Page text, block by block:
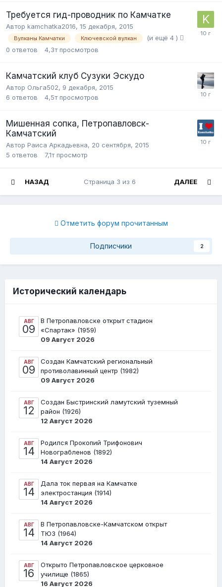
Требуется гид-проводник по Камчатке
Автор kamchatka2016, 15 декабря, 2015
Вулканы Камчатки Ключевской вулкан
(и ещё 4 )
0 ответов 4,3т просмотров
Камчатский клуб Сузуки Эскудо
Автор Ольга502, 9 декабря, 2015
6 ответов 4,5т просмотров
Мишенная сопка, Петропавловск-
Камчатский
Автор Раиса Аркадьевна, 20 сентября, 2015
5 ответов 7,1т просмотр
НАЗАД ДАЛЕЕ
Страница 3 из 6
Отметить форум прочитанным
Подписчики 2
Исторический календарь
АВГ
09
В Петропавловске открыт стадион
«Спартак» (1959)
09 Август 2026
АВГ
09
Создан Камчатский региональный
противолавинный центр (1982)
09 Август 2026
АВГ
12
Создан Быстринский ламутский туземный
район (1926)
12 Август 2026
АВГ
14
Родился Прокопий Трифонович
Новограбленов (1892)
14 Август 2026
АВГ
14
Дала ток первая на Камчатке
электростанция (1914)
14 Август 2026
АВГ
14
В Петропавловске-Камчатском открыт
ТЮЗ (1964)
14 Август 2026
АВГ
16
Открыто Петропавловское церковное
училище (1865)
16 Август 2026